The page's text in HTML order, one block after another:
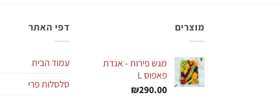
מוצרים
מגש פירות - אגדת
פאפוס L
₪290.00
דפי האתר
עמוד הבית
סלסלות פרי